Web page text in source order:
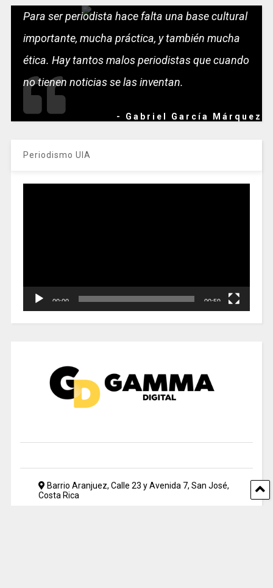
Para ser periodista hace falta una base cultural
importante, mucha práctica, y también mucha
ética. Hay tantos malos periodistas que cuando
no tienen noticias se las inventan.
- Gabriel García Márquez
Periodismo UIA
00:00 00:59
Barrio Aranjuez, Calle 23 y Avenida 7, San José,
Costa Rica